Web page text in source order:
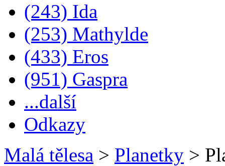
(243) Ida
(253) Mathylde
(433) Eros
(951) Gaspra
...další
Odkazy
Malá tělesa > Planetky >